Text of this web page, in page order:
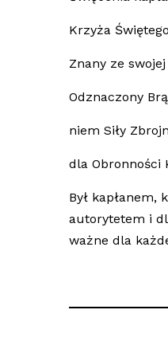
Krzyża
Znany ze
Odznaczony
niem Siły
dla Obronności
Był
autorytetem i
ważne dla